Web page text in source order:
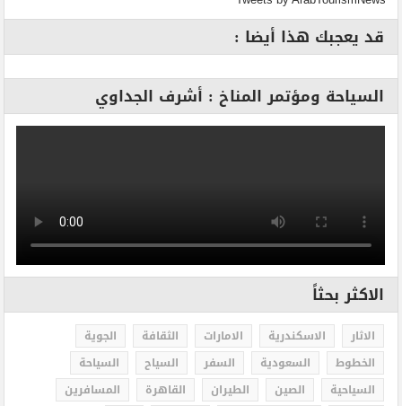
قد يعجبك هذا أيضا :
السياحة ومؤتمر المناخ : أشرف الجداوي
الاكثر بحثاً
الاثار الاسكندرية الامارات الثقافة
الجوية
الخطوط
السعودية السفر السياح
السياحة
السياحية
الصين الطيران القاهرة
المسافرين